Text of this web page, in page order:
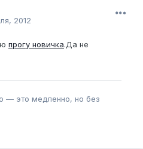
2012
прогу новичка.Да не
— это медленно, но без